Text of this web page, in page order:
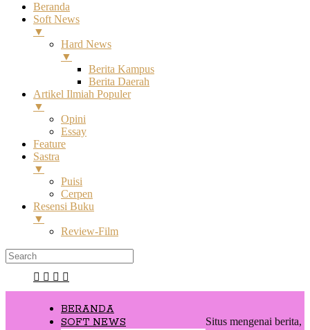
Beranda
Soft News
▼
Hard News
▼
Berita Kampus
Berita Daerah
Artikel Ilmiah Populer
▼
Opini
Essay
Feature
Sastra
▼
Puisi
Cerpen
Resensi Buku
▼
Review-Film
BERANDA
SOFT NEWS
Situs mengenai berita,